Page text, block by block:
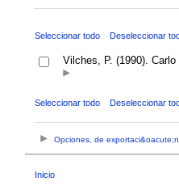
Seleccionar todo Deseleccionar
Vilches, P. (1990).
Seleccionar todo Deseleccionar
Opciones, de
Inicio